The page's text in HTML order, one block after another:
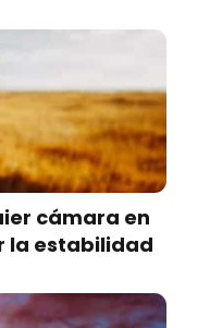
cámara en
la estabilidad